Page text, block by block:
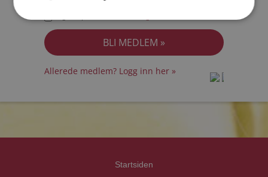
Allerede medlem? Logg inn her »
Startsiden